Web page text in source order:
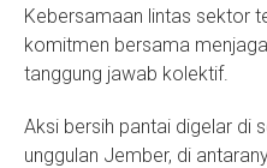
Kebersamaan lintas sektor
komitmen bersama
tanggung jawab kolektif.
Aksi bersih pantai digelar di
unggulan Jember, di